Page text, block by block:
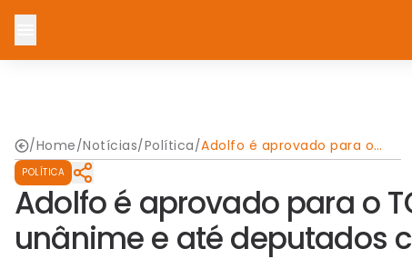
/Home/Notícias/Política/Adolfo é aprovado para o
TCM com aclamação quase
chamados ao governo
registram voto à parte
POLÍTICA
Adolfo é aprovado para o
unânime e até deputados